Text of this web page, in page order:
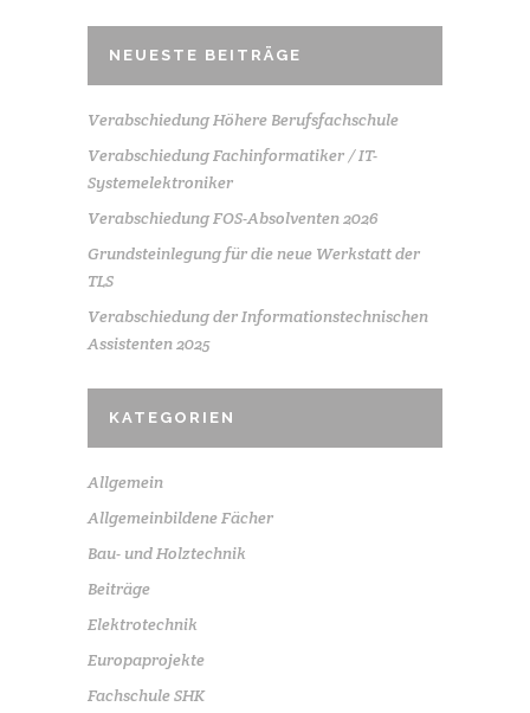
NEUESTE BEITRÄGE
Verabschiedung Höhere Berufsfachschule
Verabschiedung Fachinformatiker / IT-
Systemelektroniker
Verabschiedung FOS-Absolventen 2026
Grundsteinlegung für die neue Werkstatt der
TLS
Verabschiedung der Informationstechnischen
Assistenten 2025
KATEGORIEN
Allgemein
Allgemeinbildene Fächer
Bau- und Holztechnik
Beiträge
Elektrotechnik
Europaprojekte
Fachschule SHK